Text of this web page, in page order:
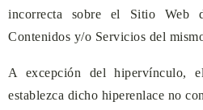
incorrecta sobre el Sitio Web
Contenidos y/o Servicios del
A excepción del hipervínculo,
establezca dicho hiperenlace no